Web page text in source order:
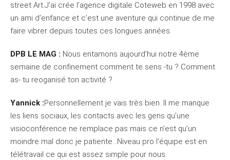
street Art.J’ai crée l’agence digitale Coteweb en 1998 avec
un ami d’enfance et c’est une aventure qui continue de me
faire vibrer depuis toutes ces longues années.
DPB LE MAG : Nous entamons aujourd’hui notre 4ème
semaine de confinement comment te sens -tu ? Comment
as- tu reoganisé ton activité ?
Yannick :Personnellement je vais très bien. Il me manque
les liens sociaux, les contacts avec les gens qu’une
visioconférence ne remplace pas mais ce n’est qu’un
moindre mal donc je patiente…Niveau pro l’équipe est en
télétravail ce qui est assez simple pour nous.